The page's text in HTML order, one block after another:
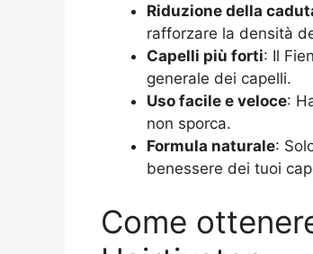
Riduzione della
rafforzare la densità
Capelli più forti: Il
generale dei capelli.
Uso facile e veloce:
non sporca.
Formula naturale:
benessere dei tuoi
Come